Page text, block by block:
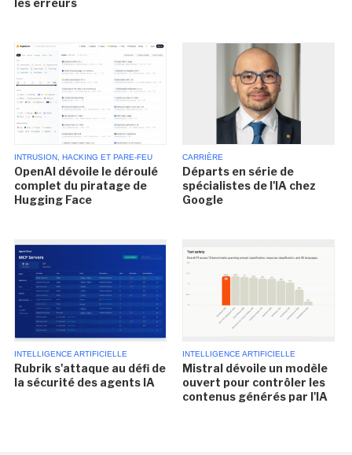
INTRUSION, HACKING ET PARE-FEU
OpenAI dévoile le déroulé
complet du piratage de
Hugging Face
CARRIÈRE
Départs en série de
spécialistes de l'IA chez
Google
INTELLIGENCE ARTIFICIELLE
Rubrik s'attaque au défi de
la sécurité des agents IA
INTELLIGENCE ARTIFICIELLE
Mistral dévoile un modèle
ouvert pour contrôler les
contenus générés par l'IA